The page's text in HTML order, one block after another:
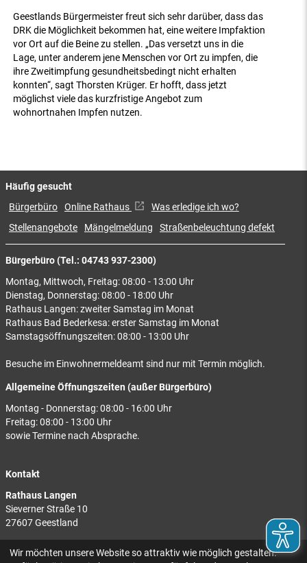
Geestlands Bürgermeister freut sich sehr darüber, dass das
DRK die Möglichkeit bekommen hat, eine weitere Impfaktion
vor Ort auf die Beine zu stellen. „Das versetzt uns in die
Lage, unter anderem jene Menschen vor Ort zu impfen, die
ihre Zweitimpfung gesundheitsbedingt nicht erhalten
konnten“, sagt Thorsten Krüger. Er hofft, dass jetzt
möglichst viele das kurzfristige Angebot zum
wohnortnahen Impfen nutzen.
Bürgerbüro (Tel.: 04743 937-2300)
Montag, Mittwoch, Freitag: 08:00 - 13:00 Uhr
Dienstag, Donnerstag: 08:00 - 18:00 Uhr
Rathaus Langen: zweiter Samstag im Monat
Rathaus Bad Bederkesa: erster Samstag im Monat
Samstagsöffnungszeiten: 08:00 - 13:00 Uhr
Besuche im Einwohnermeldeamt sind nur mit Termin möglich.
Allgemeine Öffnungszeiten (außer Bürgerbüro)
Montag - Donnerstag: 08:00 - 16:00 Uhr
Freitag: 08:00 - 13:00 Uhr
sowie Termine nach Absprache.
Kontakt
Rathaus Langen
Sieverner Straße 10
27607 Geestland
Rathaus Bad Bederkesa
Häufig gesucht
Bürgerbüro Online Rathaus
Was erledige ich wo?
Stellenangebote
Mängelmeldung Straßenbeleuchtung defekt
Wir möchten unsere Website so attraktiv wie möglich gestalten.